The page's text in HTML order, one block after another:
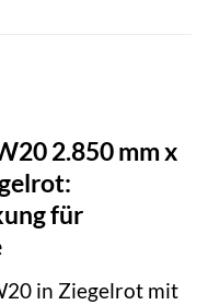
2.850 mm x
für
in Ziegelrot mit